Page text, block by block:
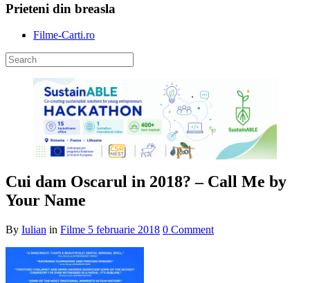
Prieteni din breasla
Filme-Carti.ro
Cui dam Oscarul in 2018? – Call Me by
Your Name
By Iulian in Filme 5 februarie 2018 0 Comment